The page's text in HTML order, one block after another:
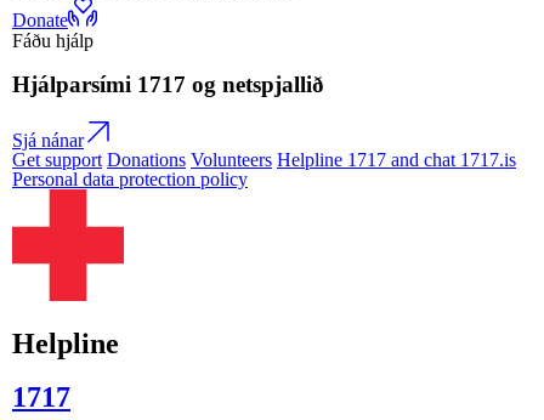
Donate
Fáðu hjálp
Hjálparsími 1717 og netspjallið
Sjá nánar
Get support Donations Volunteers Helpline 1717 and chat 1717.is
Personal data protection policy
Helpline
1717